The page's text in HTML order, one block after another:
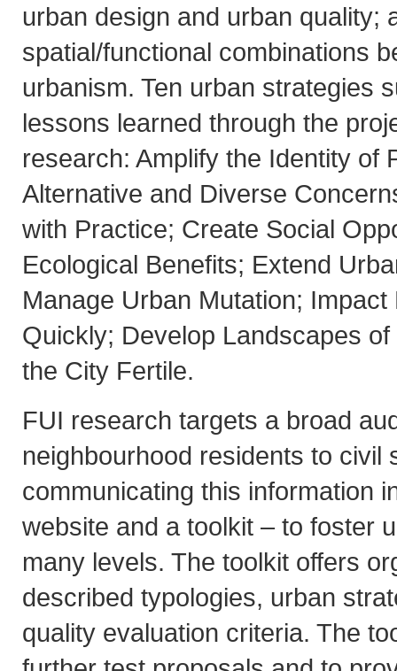
urban design and urban quality;
spatial/functional combinations
urbanism. Ten urban strategies
lessons learned through the
research: Amplify the Identity of
Alternative and Diverse
with Practice; Create Social
Ecological Benefits; Extend
Manage Urban Mutation;
Quickly; Develop Landscapes
the City Fertile.
FUI research targets a broad
neighbourhood residents to civil
communicating this information
website and a toolkit – to foster
many levels. The toolkit offers
described typologies, urban
quality evaluation criteria. The